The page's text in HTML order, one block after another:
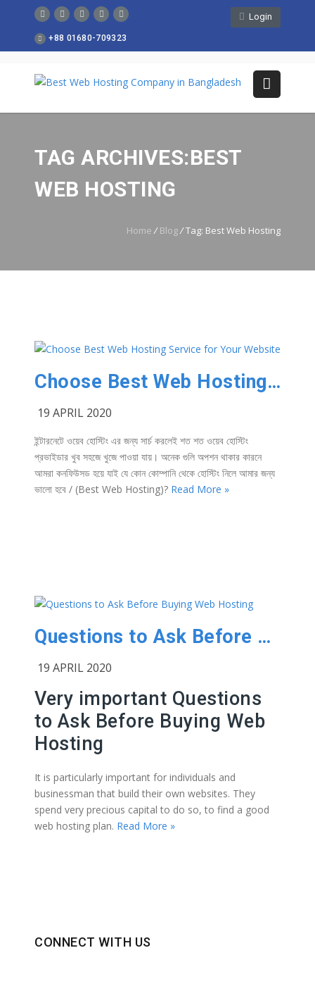
Login
+88 01680-709323
TAG ARCHIVES:BEST
WEB HOSTING
Home / Blog/Tag: Best Web Hosting
Choose Best Web Hosting Service for Your Website
19 APRIL 2020
ইন্টারনেটে ওয়েব হোস্টিং এর জন্য সার্চ করলেই শত শত ওয়েব হোস্টিং
প্রভাইডার খুব সহজে খুজে পাওয়া যায়। অনেক গুলি অপশন থাকার কারনে
আমরা কনফিউসড হয়ে যাই যে কোন কোম্পানি থেকে হোস্টিং নিলে আমার জন্য
ভালো হবে / (Best Web Hosting)? Read More »
Questions to Ask Before Buying Web Hosting
19 APRIL 2020
Very important Questions
to Ask Before Buying Web
Hosting
It is particularly important for individuals and
businessman that build their own websites. They
spend very precious capital to do so, to find a good
web hosting plan. Read More »
CONNECT WITH US